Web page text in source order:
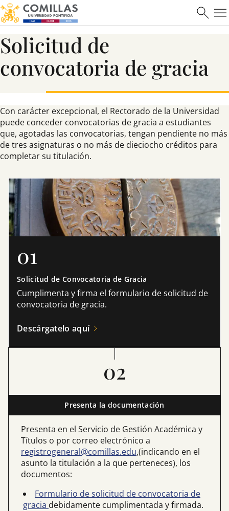
Solicitud de
convocatoria de gracia
Con carácter excepcional, el Rectorado de la Universidad
puede conceder convocatorias de gracia a estudiantes
que, agotadas las convocatorias, tengan pendiente no más
de tres asignaturas o no más de dieciocho créditos para
completar su titulación.
01
Solicitud de Convocatoria de Gracia
Cumplimenta y firma el formulario de solicitud de
convocatoria de gracia.
Descárgatelo aquí
02
Presenta la documentación
Presenta en el Servicio de Gestión Académica y
Títulos o por correo electrónico a
registrogeneral@comillas.edu,(indicando en el
asunto la titulación a la que perteneces), los
documentos:
Formulario de solicitud de convocatoria de
gracia debidamente cumplimentada y firmada.